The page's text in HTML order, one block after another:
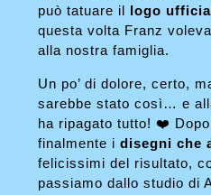
può tatuare il logo
questa volta Franz
alla nostra famiglia.
Un po’ di dolore, certo,
sarebbe stato così… e
ha ripagato tutto! ❤️
finalmente idisegni che
felicissimi del risultato,
passiamo dallo studio di